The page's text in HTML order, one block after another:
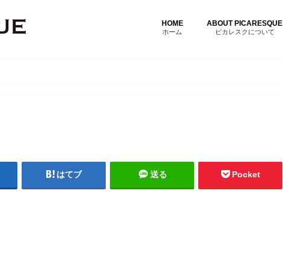
HOME
ホーム
ABOUT PICARESQUE
ピカレスクについて
はてブ 送る Pocket